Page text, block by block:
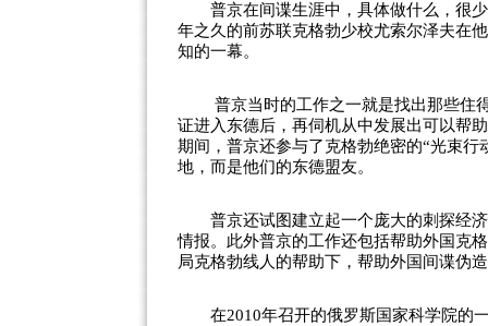
普京在间谍生涯中，具体做什么，很少
年之久的前苏联克格勃少校尤索尔泽夫在
知的一幕。
普京当时的工作之一就是找出那些住得
证进入东德后，再伺机从中发展出可以帮
期间，普京还参与了克格勃绝密的“光束
地，而是他们的东德盟友。
普京还试图建立起一个庞大的刺探经济
情报。此外普京的工作还包括帮助外国克
局克格勃线人的帮助下，帮助外国间谍伪
在2010年召开的俄罗斯国家科学院的一